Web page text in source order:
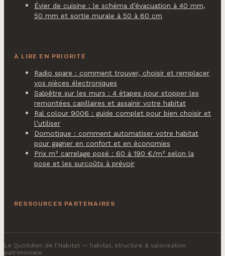
Évier de cuisine : le schéma d’évacuation à 40 mm,
50 mm et sortie murale à 50 à 60 cm
À LIRE EN PRIORITÉ
Radio spare : comment trouver, choisir et remplacer
vos pièces électroniques
Salpêtre sur les murs : 4 étapes pour stopper les
remontées capillaires et assainir votre habitat
Ral colour 9006 : guide complet pour bien choisir et
l’utiliser
Domotique : comment automatiser votre habitat
pour gagner en confort et en économies
Prix m² carrelage posé : 60 à 190 €/m² selon la
pose et les surcoûts à prévoir
RESSOURCES PARTENAIRES
Le Quotidien de l’Habitat — habitat, structure & valorisation
patrimoniale